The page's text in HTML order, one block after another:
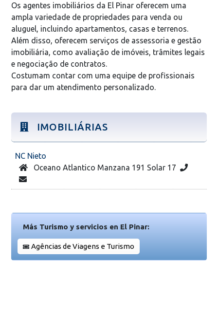
Os agentes imobiliários da El Pinar oferecem uma
ampla variedade de propriedades para venda ou
aluguel, incluindo apartamentos, casas e terrenos.
Além disso, oferecem serviços de assessoria e gestão
imobiliária, como avaliação de imóveis, trâmites legais
e negociação de contratos.
Costumam contar com uma equipe de profissionais
para dar um atendimento personalizado.
IMOBILIÁRIAS
NC Nieto
Oceano Atlantico Manzana 191 Solar 17
Más Turismo y servicios en El Pinar:
Agências de Viagens e Turismo